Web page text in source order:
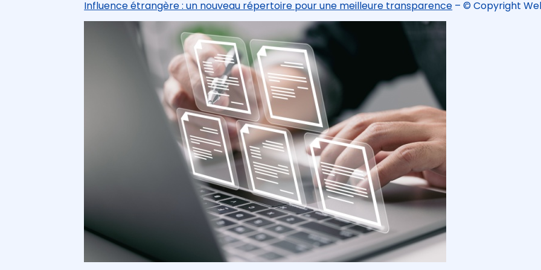
Influence étrangère : un nouveau répertoire pour une meilleure transparence – © Copyright